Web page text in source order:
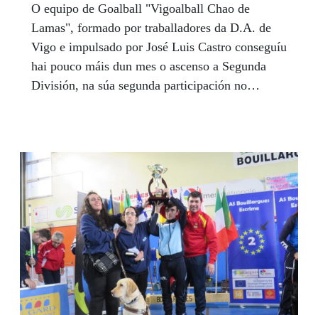
O equipo de Goalball "Vigoalball Chao de
Lamas", formado por traballadores da D.A. de
Vigo e impulsado por José Luis Castro conseguíu
hai pouco máis dun mes o ascenso a Segunda
División, na súa segunda participación no
Pablo e Santiago.